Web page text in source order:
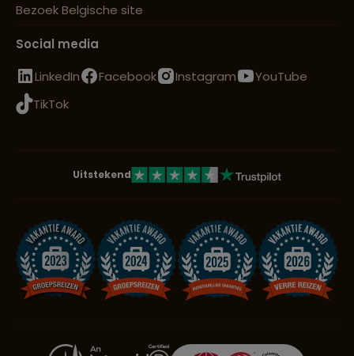
Bezoek Belgische site
Social media
LinkedIn
Facebook Instagram
YouTube
TikTok
Uitstekend